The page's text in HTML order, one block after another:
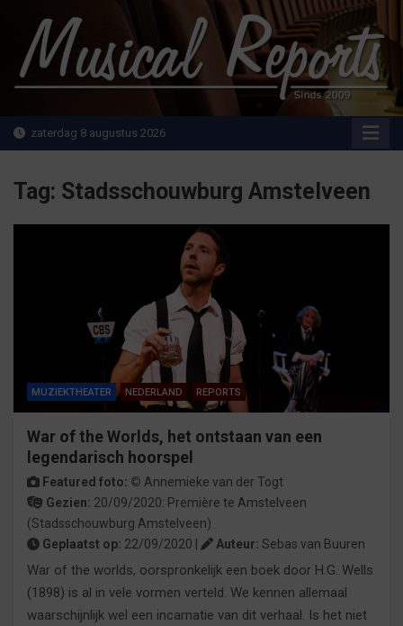
inhoud
MusicalReports.nl
Sinds 2009
zaterdag 8 augustus 2026
Tag: Stadsschouwburg Amstelveen
MUZIEKTHEATER NEDERLAND REPORTS
War of the Worlds, het ontstaan van een
legendarisch hoorspel
Featured foto: © Annemieke van der Togt
Gezien: 20/09/2020: Première te Amstelveen
(Stadsschouwburg Amstelveen)
Geplaatst op: 22/09/2020 | Auteur: Sebas van Buuren
War of the worlds, oorspronkelijk een boek door H.G. Wells
(1898) is al in vele vormen verteld. We kennen allemaal
waarschijnlijk wel een incarnatie van dit verhaal. Is het niet